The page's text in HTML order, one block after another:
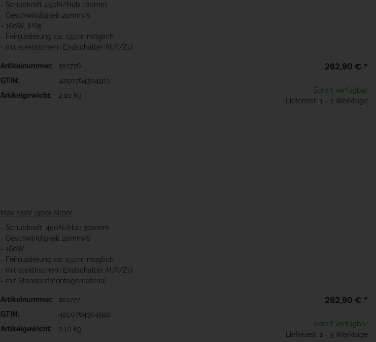
- Schubkraft 450N/Hub 180mm
- Geschwindigkeit 20mm/s
- 160W, IP65
- Feinjustierung ca. 1,5cm möglich
- mit elektrischem Endschalter AUF/ZU
Artikelnummer:
101776
GTIN:
4250764304913
Artikelgewicht:
2,10 kg
262,90 € *
Sofort verfügbar
Lieferzeit: 1 - 3 Werktage
Max 230V (300) Silber
- Schubkraft: 450N/Hub 300mm
- Geschwindigkeit 20mm/s
- 160W
- Feinjustierung ca. 1,5cm möglich
- mit elektrischem Endschalter AUF/ZU
- mit Standardmontagematerial
Artikelnummer:
101777
GTIN:
4250764304920
Artikelgewicht:
2,10 kg
262,90 € *
Sofort verfügbar
Lieferzeit: 1 - 3 Werktage